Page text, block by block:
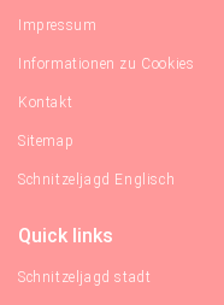
Impressum
Informationen zu Cookies
Kontakt
Sitemap
Schnitzeljagd Englisch
Quick links
Schnitzeljagd stadt